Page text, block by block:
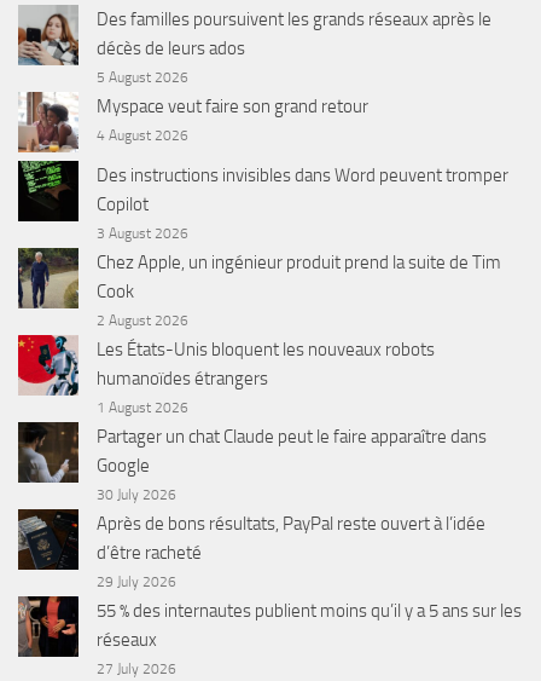
Des familles poursuivent les grands réseaux après le
décès de leurs ados
5 August 2026
Myspace veut faire son grand retour
4 August 2026
Des instructions invisibles dans Word peuvent tromper
Copilot
3 August 2026
Chez Apple, un ingénieur produit prend la suite de Tim
Cook
2 August 2026
Les États-Unis bloquent les nouveaux robots
humanoïdes étrangers
1 August 2026
Partager un chat Claude peut le faire apparaître dans
Google
30 July 2026
Après de bons résultats, PayPal reste ouvert à l’idée
d’être racheté
29 July 2026
55 % des internautes publient moins qu’il y a 5 ans sur les
réseaux
27 July 2026